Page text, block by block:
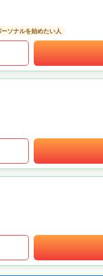
ソナルを始めたい人